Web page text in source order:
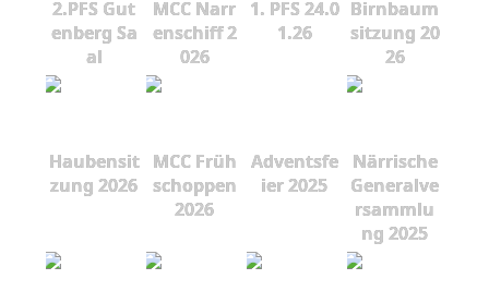
2.PFS Gut
enberg Sa
al
MCC Narr
enschiff 2
026
1. PFS 24.0
1.26
Birnbaum
sitzung 20
26
Haubensit
zung 2026
MCC Früh
schoppen
2026
Adventsfe
ier 2025
Närrische
Generalve
rsammlu
ng 2025